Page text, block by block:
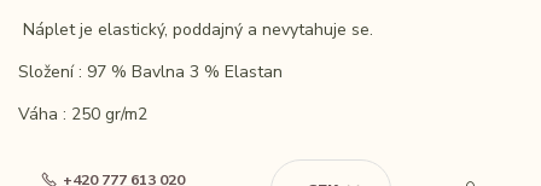
Náplet je elastický, poddajný a nevytahuje se.
Složení : 97 % Bavlna 3 % Elastan
Váha : 250 gr/m2
+420 777 613 020